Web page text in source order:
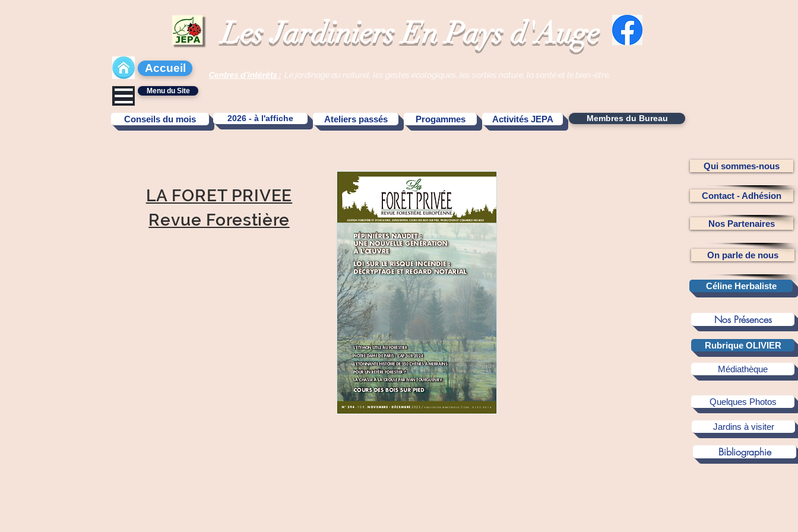
Les Jardiniers En Pays d'Auge
Accueil
Centres d'intérêts : Le jardinage au naturel, les gestes écologiques, les sorties nature, la santé et le bien-être.
Menu du Site
Conseils du mois 2026 - à l'affiche Ateliers passés Progammes Activités JEPA Membres du Bureau
LA FORET PRIVEE
Revue Forestière
Qui sommes-nous
Contact - Adhésion
Nos Partenaires
On parle de nous
Nos Présences
Rubrique OLIVIER
Médiathèque
Quelques Photos
Jardins à visiter
Bibliographie
Céline Herbaliste